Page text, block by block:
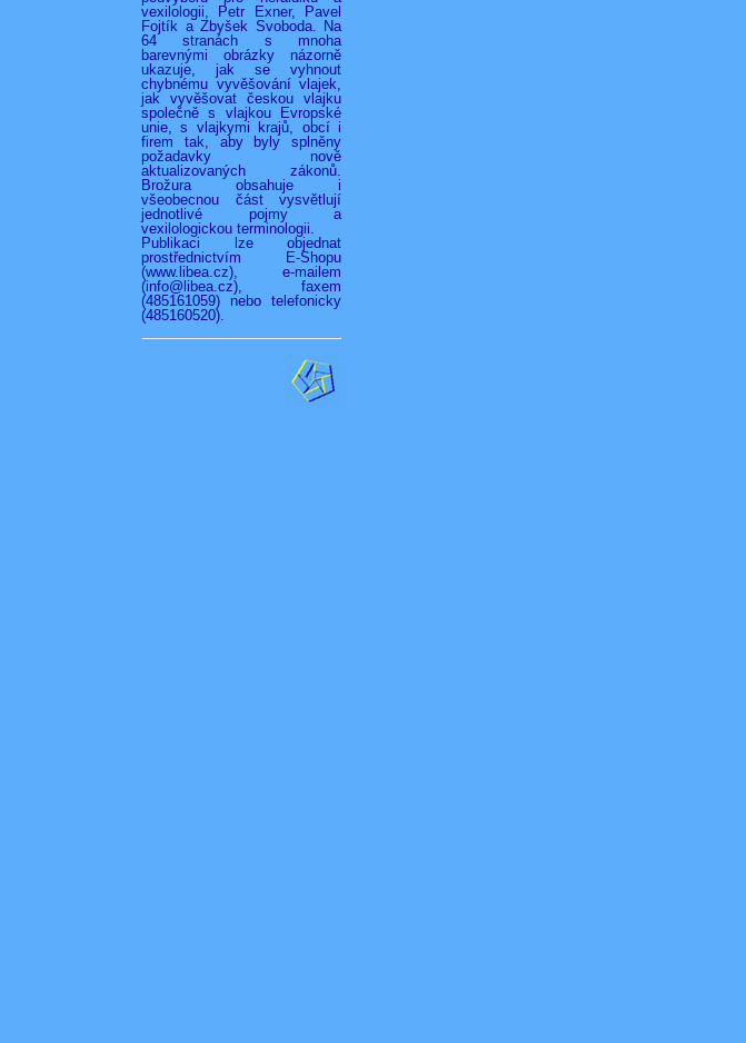
vexilologii, Petr Exner, Pavel
Fojtík a Zbyšek Svoboda. Na
64 stranách s mnoha
barevnými obrázky názorně
ukazuje, jak se vyhnout
chybnému vyvěšování vlajek,
jak vyvěšovat českou vlajku
společně s vlajkou Evropské
unie, s vlajkymi krajů, obcí i
firem tak, aby byly splněny
požadavky nově
aktualizovaných zákonů.
Brožura obsahuje i
všeobecnou část vysvětlují
jednotlivé pojmy a
vexilologickou terminologii.
Publikaci lze objednat
prostřednictvím E-Shopu
(www.libea.cz), e-mailem
(info@libea.cz), faxem
(485161059) nebo telefonicky
(485160520).